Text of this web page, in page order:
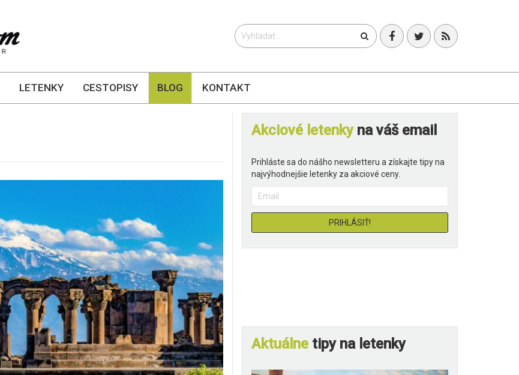
LETENKY CESTOPISY BLOG KONTAKT
Akciové letenkyna váš email
Prihláste sa do nášho newsletteru a získajte tipy na
najvýhodnejšie letenky za akciové ceny.
Aktuálne tipy na letenky